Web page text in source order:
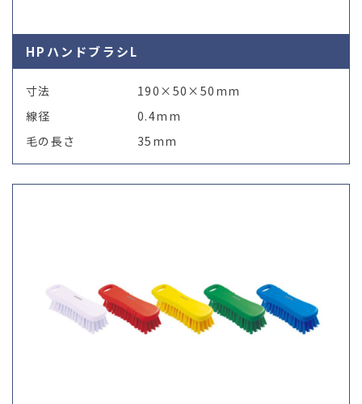
HPハンドブラシL
寸法
190×50×50mm
線径
0.4mm
毛の長さ
35mm